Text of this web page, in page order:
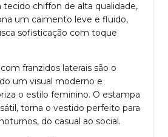
chiffon de alta qualidade,
um caimento leve e fluido,
sofisticação com toque
franzidos laterais são o
um visual moderno e
o estilo feminino. O estampa
torna o vestido perfeito para
do casual ao social.